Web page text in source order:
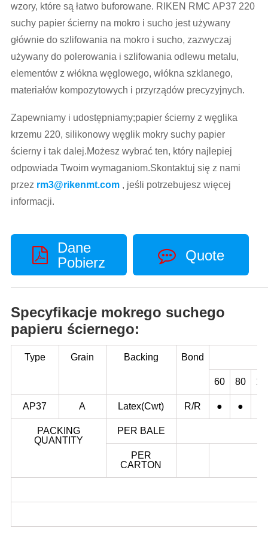
wzory, które są łatwo buforowane. RIKEN RMC AP37 220
suchy papier ścierny na mokro i sucho jest używany
głównie do szlifowania na mokro i sucho, zazwyczaj
używany do polerowania i szlifowania odlewu metalu,
elementów z włókna węglowego, włókna szklanego,
materiałów kompozytowych i przyrządów precyzyjnych.
Zapewniamy i udostępniamy;papier ścierny z węglika
krzemu 220, silikonowy węglik mokry suchy papier
ścierny i tak dalej.Możesz wybrać ten, który najlepiej
odpowiada Twoim wymaganiom.Skontaktuj się z nami
przez rm3@rikenmt.com , jeśli potrzebujesz więcej
informacji.
Dane
Pobierz
Quote
Specyfikacje mokrego suchego
papieru ściernego:
Type Grain Backing Bond
60 80
AP37 A Latex(Cwt) R/R ● ●
PACKING
QUANTITY
PER BALE
PER
CARTON